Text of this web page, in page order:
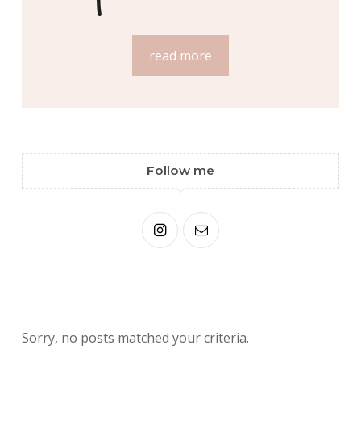
read more
Follow me
Sorry, no posts matched your criteria.